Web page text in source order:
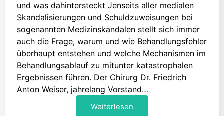
und was dahintersteckt Jenseits aller medialen
Skandalisierungen und Schuldzuweisungen bei
sogenannten Medizinskandalen stellt sich immer
auch die Frage, warum und wie Behandlungsfehler
überhaupt entstehen und welche Mechanismen im
Behandlungsablauf zu mitunter katastrophalen
Ergebnissen führen. Der Chirurg Dr. Friedrich
Anton Weiser, jahrelang Vorstand…
Weiterlesen